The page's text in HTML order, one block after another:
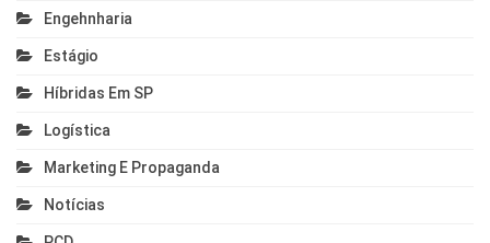
Engehnharia
Estágio
Híbridas Em SP
Logística
Marketing E Propaganda
Notícias